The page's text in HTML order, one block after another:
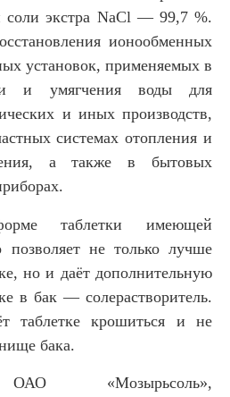
соли экстра NaCl — 99,7 %.
ионообменных
установок, применяемых в
и умягчения воды для
и иных производств,
системах отопления и
а также в бытовых
таблетки имеющей
не только лучше
но и даёт дополнительную
в бак — солерастворитель.
таблетке крошиться и не
бака.
ОАО «Мозырьсоль»,